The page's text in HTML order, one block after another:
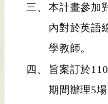
三、 本計畫參加
內對於英語
學教師。
四、
旨案訂於
期間辦理5